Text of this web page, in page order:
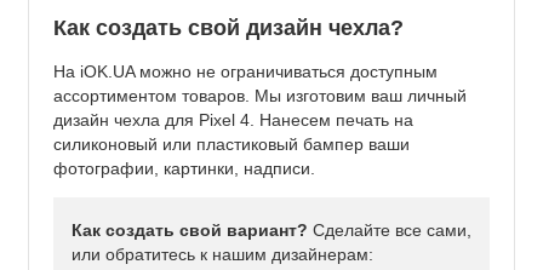
Как создать свой дизайн чехла?
На iOK.UA можно не ограничиваться доступным
ассортиментом товаров. Мы изготовим ваш личный
дизайн чехла для Pixel 4. Нанесем печать на
силиконовый или пластиковый бампер ваши
фотографии, картинки, надписи.
Как создать свой вариант? Сделайте все сами,
или обратитесь к нашим дизайнерам: